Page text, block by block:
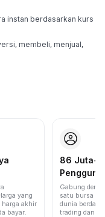
instan berdasarkan kurs
membeli, menjual,
yang
akhir
bayar.
86 Juta+
Pengguna
Gabung
satu bursa
dunia
trading dan